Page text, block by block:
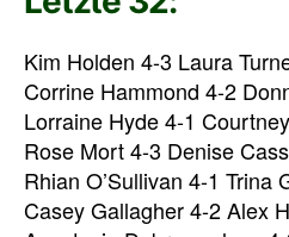
Kim Holden 4-3 Laura
Corrine Hammond 4-2
Lorraine Hyde 4-1
Rose Mort 4-3 Denise
Rhian O’Sullivan 4-1 Trina
Casey Gallagher 4-2 Alex